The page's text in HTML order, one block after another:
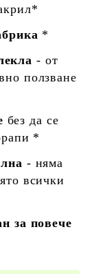
*
- от
ползване
без да се
*
- няма
всички
за повече